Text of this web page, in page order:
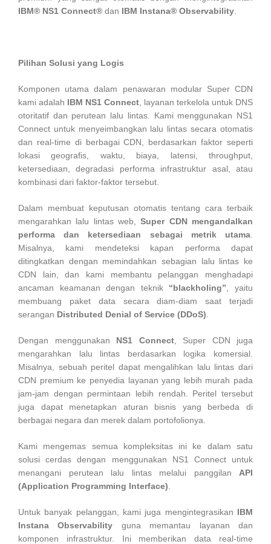
IBM® NS1 Connect® dan IBM Instana® Observability
Pilihan Solusi yang Logis
Komponen utama dalam penawaran modular Super CDN
kami adalah IBM NS1 Connect , layanan terkelola untuk DNS
otoritatif dan perutean lalu lintas. Kami menggunakan NS1
Connect untuk menyeimbangkan lalu lintas secara otomatis
dan real-time di berbagai CDN, berdasarkan faktor seperti
lokasi geografis, waktu, biaya, latensi, throughput,
ketersediaan, degradasi performa infrastruktur asal, atau
kombinasi dari faktor-faktor tersebut.
Dalam membuat keputusan otomatis tentang cara terbaik
mengarahkan lalu lintas web,Super CDN mengandalkan
performa dan ketersediaan sebagai metrik utama
Misalnya, kami mendeteksi kapan performa dapat
ditingkatkan dengan memindahkan sebagian lalu lintas ke
CDN lain, dan kami membantu pelanggan menghadapi
ancaman keamanan dengan teknik “blackholing” , yaitu
membuang paket data secara diam-diam saat terjadi
serangan Distributed Denial of Service (DDoS)
Dengan menggunakan NS1 Connect, Super CDN juga
mengarahkan lalu lintas berdasarkan logika komersial.
Misalnya, sebuah peritel dapat mengalihkan lalu lintas dari
CDN premium ke penyedia layanan yang lebih murah pada
jam-jam dengan permintaan lebih rendah. Peritel tersebut
juga dapat menetapkan aturan bisnis yang berbeda di
berbagai negara dan merek dalam portofolionya.
Kami mengemas semua kompleksitas ini ke dalam satu
solusi cerdas dengan menggunakan NS1 Connect untuk
menangani perutean lalu lintas melalui panggilan API
(Application Programming Interface)
Untuk banyak pelanggan, kami juga mengintegrasikan IBM
Instana Observability guna memantau layanan dan
komponen infrastruktur. Ini memberikan data real-time